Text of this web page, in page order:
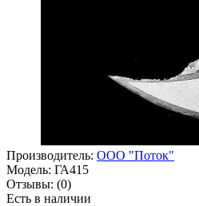
Производитель: ООО "Поток"
Модель: ГА415
Отзывы: (0)
Есть в наличии